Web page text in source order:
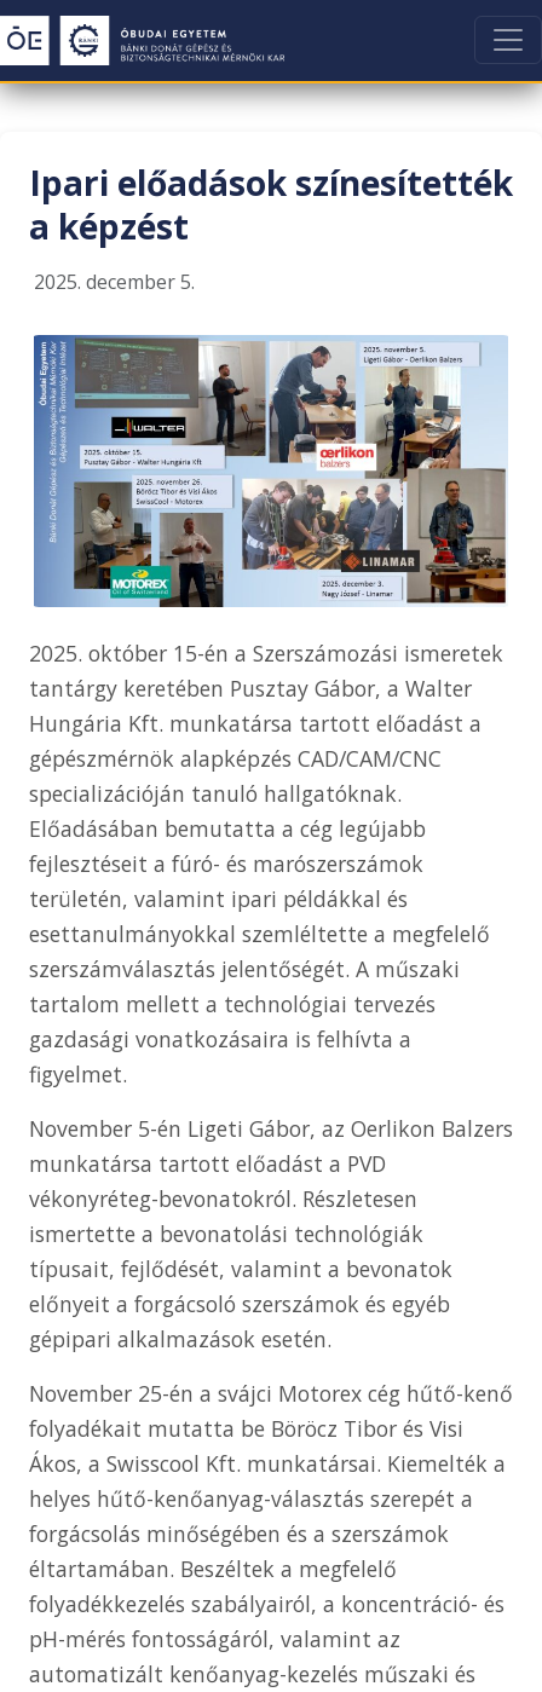
Ipari előadások színesítették
a képzést
2025. december 5.
2025. október 15-én a Szerszámozási ismeretek
tantárgy keretében Pusztay Gábor, a Walter
Hungária Kft. munkatársa tartott előadást a
gépészmérnök alapképzés CAD/CAM/CNC
specializációján tanuló hallgatóknak.
Előadásában bemutatta a cég legújabb
fejlesztéseit a fúró- és marószerszámok
területén, valamint ipari példákkal és
esettanulmányokkal szemléltette a megfelelő
szerszámválasztás jelentőségét. A műszaki
tartalom mellett a technológiai tervezés
gazdasági vonatkozásaira is felhívta a
figyelmet.
November 5-én Ligeti Gábor, az Oerlikon Balzers
munkatársa tartott előadást a PVD
vékonyréteg-bevonatokról. Részletesen
ismertette a bevonatolási technológiák
típusait, fejlődését, valamint a bevonatok
előnyeit a forgácsoló szerszámok és egyéb
gépipari alkalmazások esetén.
November 25-én a svájci Motorex cég hűtő-kenő
folyadékait mutatta be Böröcz Tibor és Visi
Ákos, a Swisscool Kft. munkatársai. Kiemelték a
helyes hűtő-kenőanyag-választás szerepét a
forgácsolás minőségében és a szerszámok
éltartamában. Beszéltek a megfelelő
folyadékkezelés szabályairól, a koncentráció- és
pH-mérés fontosságáról, valamint az
automatizált kenőanyag-kezelés műszaki és